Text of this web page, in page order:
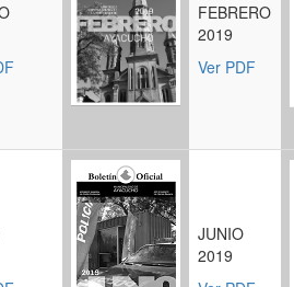
FEBRERO
2019
Ver PDF
JUNIO
2019